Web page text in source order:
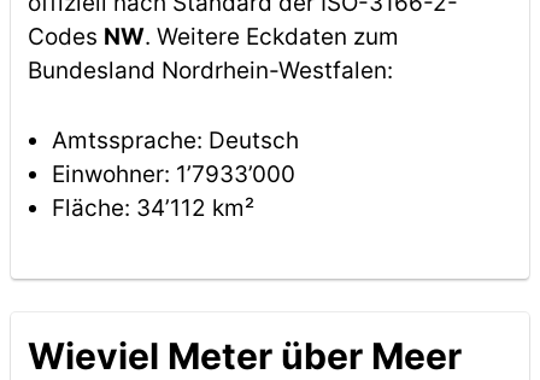
Codes NW. Weitere Eckdaten zum
Bundesland Nordrhein-Westfalen:
Amtssprache: Deutsch
Einwohner: 1’7933’000
Fläche: 34’112 km²
Wieviel Meter über Meer